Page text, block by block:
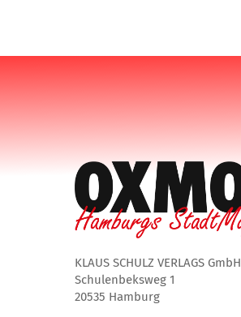
KLAUS SCHULZ VERLAGS GmbH
Schulenbeksweg 1
20535 Hamburg